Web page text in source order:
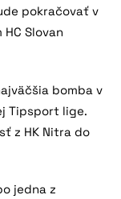
pokračovať v
Slovan
bomba v
Tipsport lige.
z HK Nitra do
jedna z